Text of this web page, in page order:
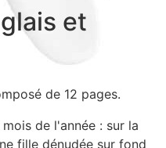
et
de 12 pages.
de l'année : sur la
fille dénudée sur fond